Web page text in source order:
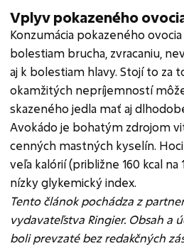
Vplyv pokazeného
Konzumácia pokazeného
bolestiam brucha, zvracaniu,
aj k bolestiam hlavy. Stojí to za
okamžitých nepríjemností
skazeného jedla mať aj
Avokádo je bohatým zdrojom
cenných mastných kyselín.
veľa kalórií (približne 160 kcal na
nízky glykemický index.
Tento článok pochádza z
vydavateľstva Ringier. Obsah a
boli prevzaté bez redakčných